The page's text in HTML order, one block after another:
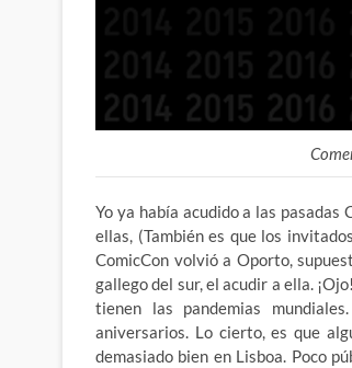
Yo ya había acudido a las
ellas, (También es que los
ComicCon volvió a Oporto,
gallego del sur, el acudir a ella.
tienen las pandemias
aniversarios. Lo cierto, es que
demasiado bien en Lisboa. Poco